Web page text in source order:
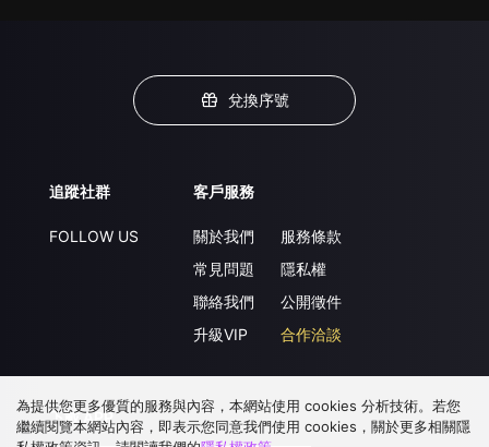
兌換序號
追蹤社群
FOLLOW US
客戶服務
關於我們
常見問題
聯絡我們
升級VIP
服務條款
隱私權
公開徵件
合作洽談
下載 APP
為提供您更多優質的服務與內容，本網站使用 cookies 分析技術。若您
繼續閱覽本網站內容，即表示您同意我們使用 cookies，關於更多相關隱